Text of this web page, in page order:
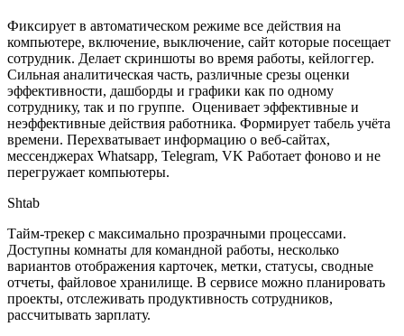
Фиксирует в автоматическом режиме все действия на
компьютере, включение, выключение, сайт которые посещает
сотрудник. Делает скриншоты во время работы, кейлоггер.
Сильная аналитическая часть, различные срезы оценки
эффективности, дашборды и графики как по одному
сотруднику, так и по группе. Оценивает эффективные и
неэффективные действия работника. Формирует табель учёта
времени. Перехватывает информацию о веб-сайтах,
мессенджерах Whatsapp, Telegram, VK Работает фоново и не
перегружает компьютеры.
Shtab
Тайм-трекер с максимально прозрачными процессами.
Доступны комнаты для командной работы, несколько
вариантов отображения карточек, метки, статусы, сводные
отчеты, файловое хранилище. В сервисе можно планировать
проекты, отслеживать продуктивность сотрудников,
рассчитывать зарплату.